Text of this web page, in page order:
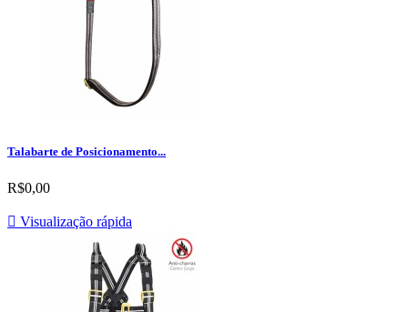
Talabarte de Posicionamento...
R$0,00
 Visualização rápida